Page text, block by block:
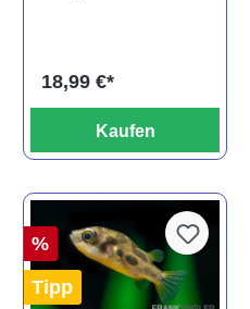
18,99 €*
Kaufen
%
Tipp